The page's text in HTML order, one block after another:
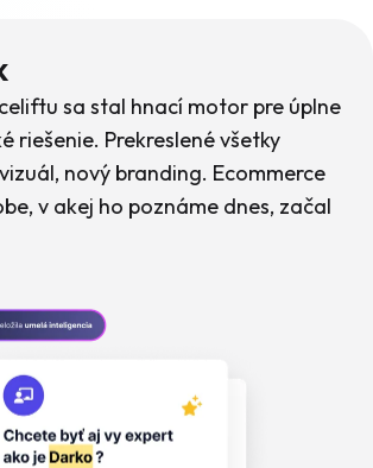
sa stal hnací motor pre úplne
riešenie. Prekreslené všetky
nový branding. Ecommerce
v akej ho poznáme dnes, začal